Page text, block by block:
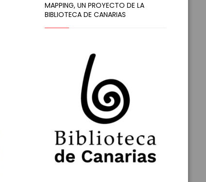
MAPPING, UN PROYECTO DE LA
BIBLIOTECA DE CANARIAS